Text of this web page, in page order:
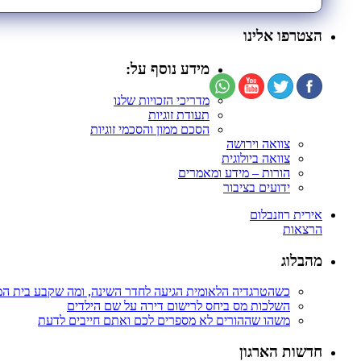
הצטרפו אלינו
מידע נוסף על:
מדריכי הזכויות שלנו
תעודת זוגיות
הסכם ממון והסכמי זוגיות
צוואה וירושה
צוואה ביולוגית
הורות – מידע ומאמרים
ידועים בציבור
אירית רוזנבלום
הרצאות
מהבלוג
כשהטרגדיה הלאומית הגיעה לחדר השינה, ומה שקבע בית
השלכות מס ביחס לרישום דירה על שם הילדים
משהו שההורים לא מספרים לכם ואתם חייבים לדעת
חדשות הארגון